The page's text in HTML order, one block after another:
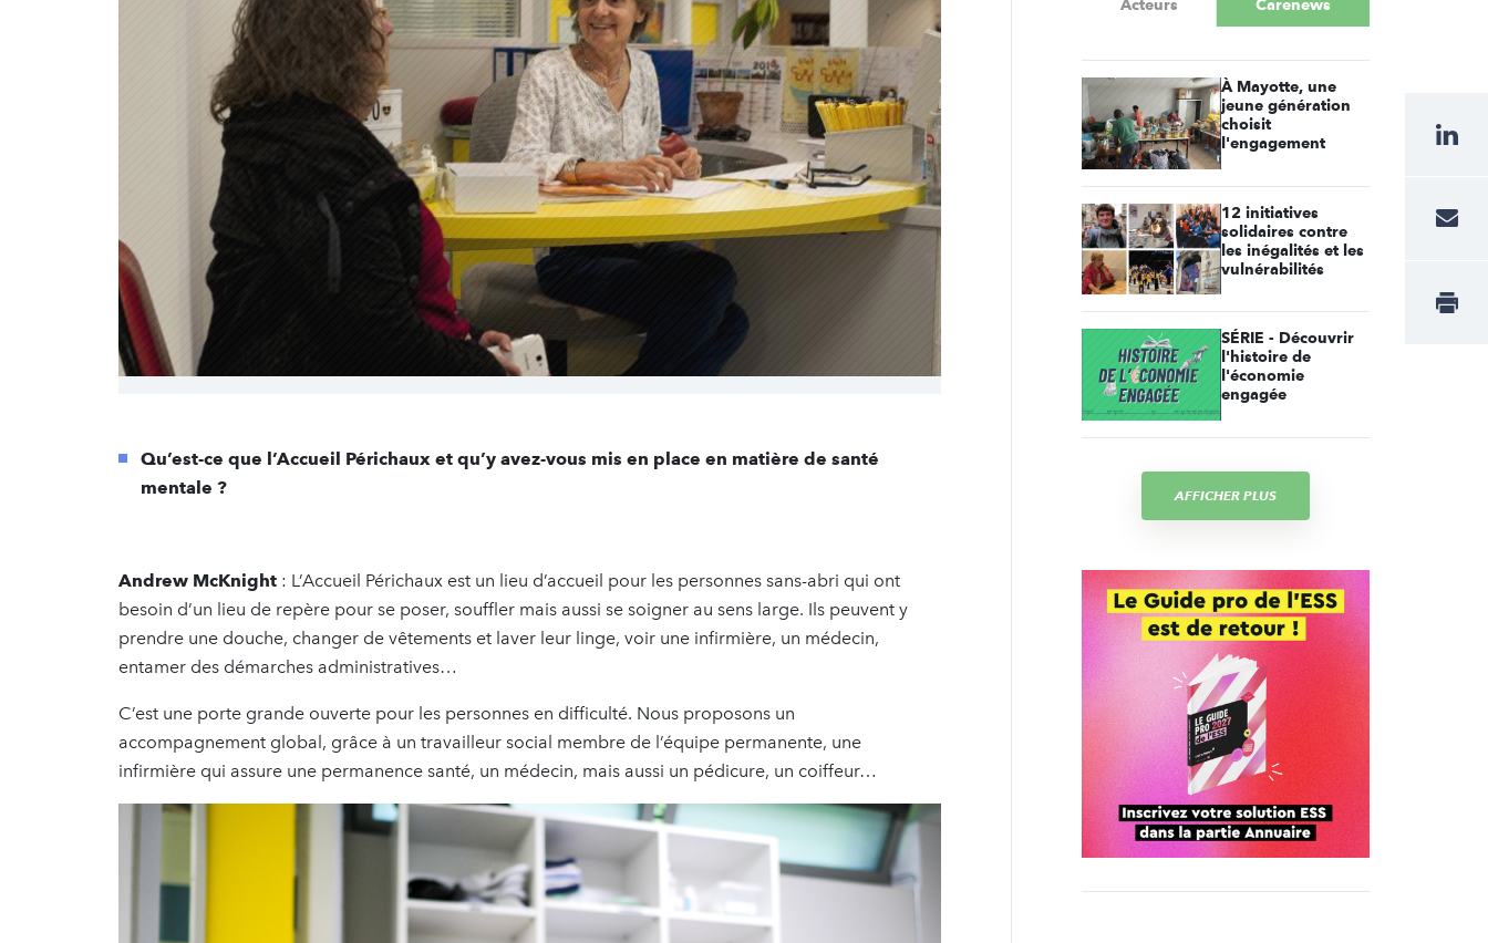
Qu’est-ce que l’Accueil Périchaux et qu’y avez-vous mis en place en matière de santé
mentale ?
Andrew McKnight : L’Accueil Périchaux est un lieu d’accueil pour les personnes sans-abri qui ont
besoin d’un lieu de repère pour se poser, souffler mais aussi se soigner au sens large. Ils peuvent y
prendre une douche, changer de vêtements et laver leur linge, voir une infirmière, un médecin,
entamer des démarches administratives…
C’est une porte grande ouverte pour les personnes en difficulté. Nous proposons un
accompagnement global, grâce à un travailleur social membre de l’équipe permanente, une
infirmière qui assure une permanence santé, un médecin, mais aussi un pédicure, un coiffeur…
Acteurs Carenews
À Mayotte, une
jeune génération
choisit
l'engagement
12 initiatives
solidaires contre
les inégalités et les
vulnérabilités
SÉRIE - Découvrir
l'histoire de
l'économie
engagée
AFFICHER PLUS